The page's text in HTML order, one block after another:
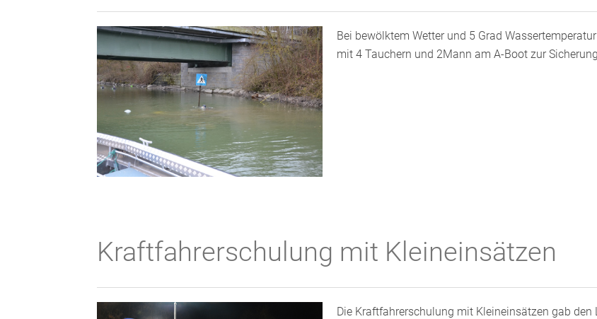
Bei bewölktem Wetter und 5 Grad
mit 4 Tauchern und 2Mann am A-Boot zur
Kraftfahrerschulung mit Kleineinsätzen
Die Kraftfahrerschulung mit Kleineinsätzen gab